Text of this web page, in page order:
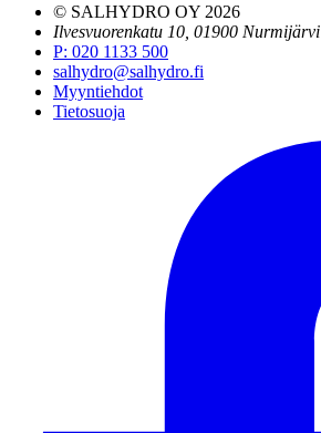
© SALHYDRO OY 2026
Ilvesvuorenkatu 10, 01900 Nurmijärvi
P: 020 1133 500
salhydro@salhydro.fi
Myyntiehdot
Tietosuoja